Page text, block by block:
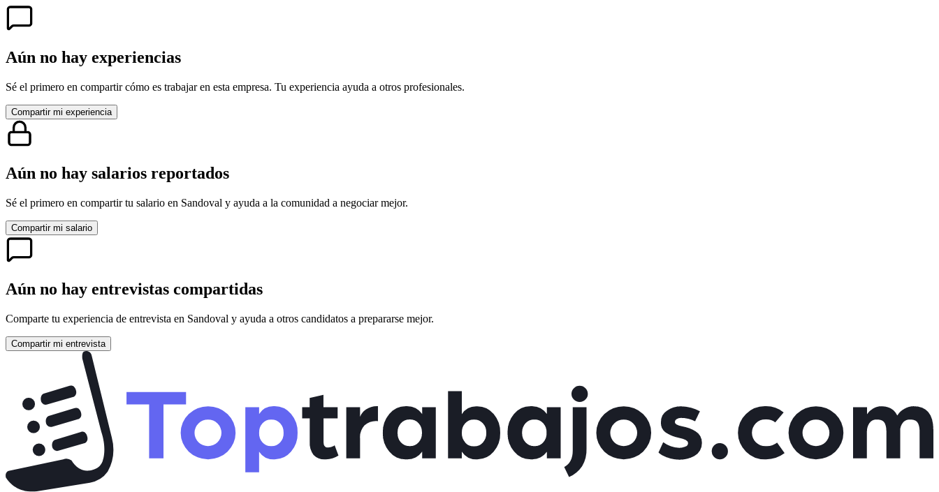
Aún no hay experiencias
Sé el primero en compartir cómo es trabajar en esta empresa. Tu experiencia ayuda a otros profesionales.
Compartir mi experiencia
Aún no hay salarios reportados
Sé el primero en compartir tu salario en Sandoval y ayuda a la comunidad a negociar mejor.
Compartir mi salario
Aún no hay entrevistas compartidas
Comparte tu experiencia de entrevista en Sandoval y ayuda a otros candidatos a prepararse mejor.
Compartir mi entrevista